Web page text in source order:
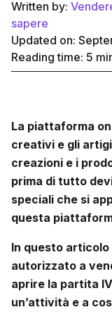
Written by:
sapere
Updated on:
Reading time: 5
La piattaforma
creativi e gli
creazioni e i
prima di tutto
speciali che si
questa
In questo
autorizzato a
aprire la partita
un’attività e a